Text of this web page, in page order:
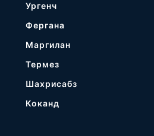
Ургенч
Фергана
Маргилан
Термез
Шахрисабз
Коканд